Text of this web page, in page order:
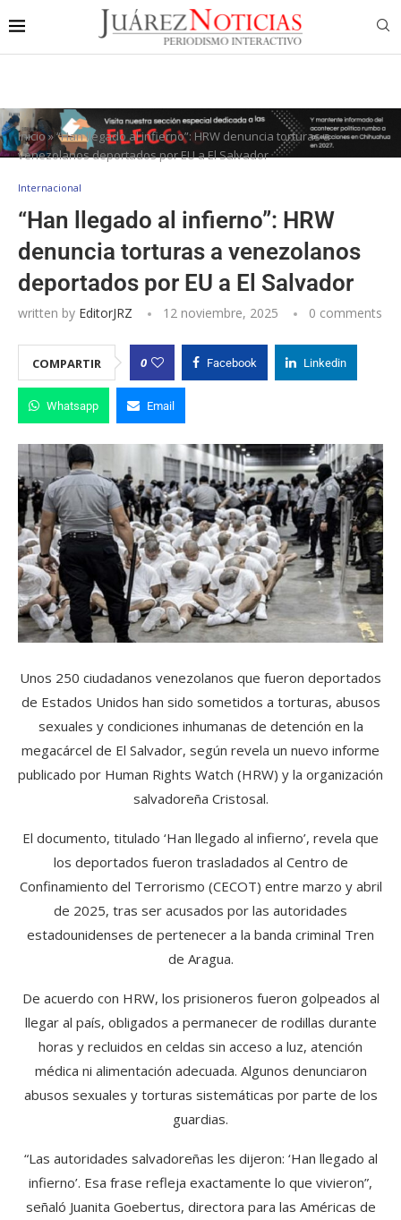
Inicio»“Han llegado al infierno”: HRW denuncia torturas a
venezolanos deportados por EU a El Salvador
Internacional
“Han llegado al infierno”: HRW
denuncia torturas a venezolanos
deportados por EU a El Salvador
written by EditorJRZ 12 noviembre, 2025 0 comments
COMPARTIR 0 Facebook Linkedin
Whatsapp Email
Unos 250 ciudadanos venezolanos que fueron deportados
de Estados Unidos han sido sometidos a torturas, abusos
sexuales y condiciones inhumanas de detención en la
megacárcel de El Salvador, según revela un nuevo informe
publicado por Human Rights Watch (HRW) y la organización
salvadoreña Cristosal.
El documento, titulado ‘Han llegado al infierno’, revela que
los deportados fueron trasladados al Centro de
Confinamiento del Terrorismo (CECOT) entre marzo y abril
de 2025, tras ser acusados por las autoridades
estadounidenses de pertenecer a la banda criminal Tren
de Aragua.
De acuerdo con HRW, los prisioneros fueron golpeados al
llegar al país, obligados a permanecer de rodillas durante
horas y recluidos en celdas sin acceso a luz, atención
médica ni alimentación adecuada. Algunos denunciaron
abusos sexuales y torturas sistemáticas por parte de los
guardias.
“Las autoridades salvadoreñas les dijeron: ‘Han llegado al
infierno’. Esa frase refleja exactamente lo que vivieron”,
señaló Juanita Goebertus, directora para las Américas de